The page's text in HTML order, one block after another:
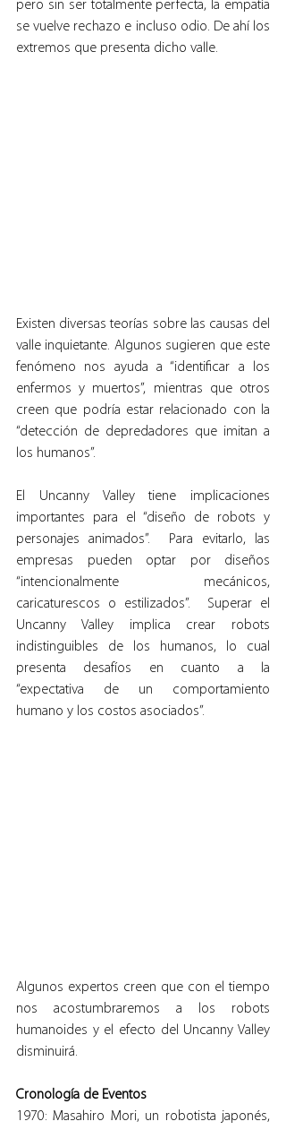
pero sin ser totalmente perfecta, la empatía
se vuelve rechazo e incluso odio. De ahí los
extremos que presenta dicho valle.
Existen diversas teorías sobre las causas del
valle inquietante. Algunos sugieren que este
fenómeno nos ayuda a “identificar a los
enfermos y muertos”, mientras que otros
creen que podría estar relacionado con la
“detección de depredadores que imitan a
los humanos”.
El Uncanny Valley tiene implicaciones
importantes para el “diseño de robots y
personajes animados”.  Para evitarlo, las
empresas pueden optar por diseños
“intencionalmente mecánicos,
caricaturescos o estilizados”.  Superar el
Uncanny Valley implica crear robots
indistinguibles de los humanos, lo cual
presenta desafíos en cuanto a la
“expectativa de un comportamiento
humano y los costos asociados”.
Algunos expertos creen que con el tiempo
nos acostumbraremos a los robots
humanoides y el efecto del Uncanny Valley
disminuirá.
Cronología de Eventos
1970: Masahiro Mori, un robotista japonés,